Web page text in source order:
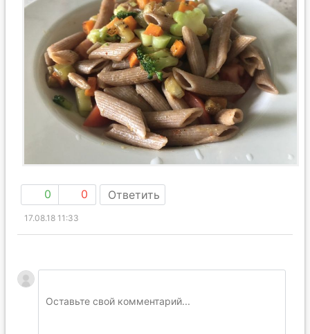
0 0 Ответить
17.08.18 11:33